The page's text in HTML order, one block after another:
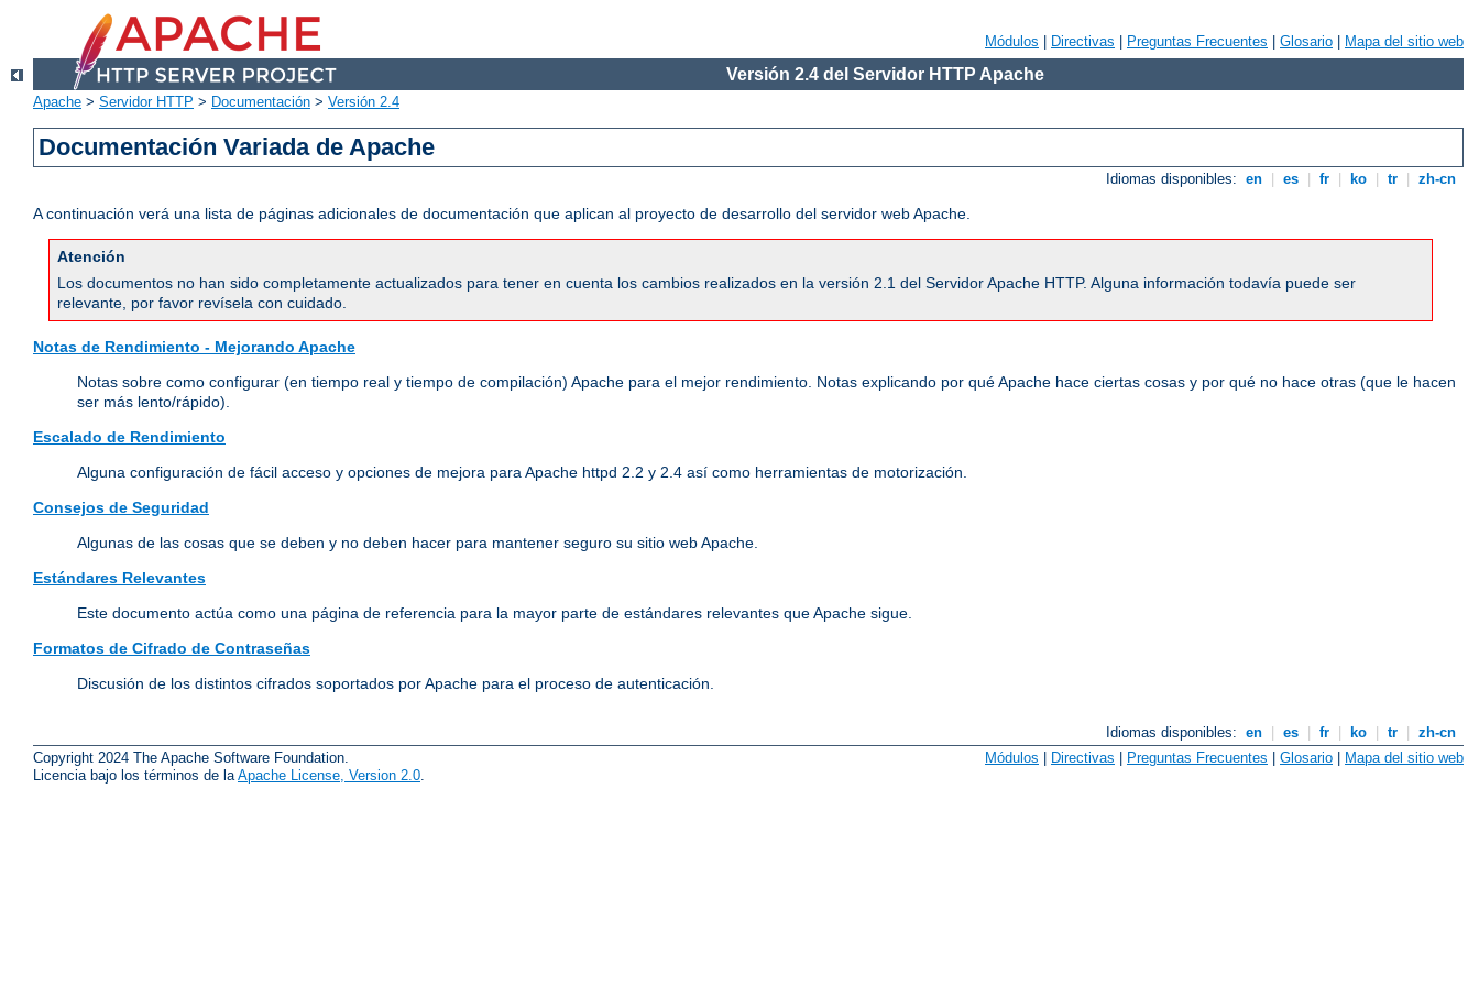
Módulos Directivas Preguntas Frecuentes Glosario Mapa del sitio web
Versión 2.4 del Servidor HTTP Apache
Apache > Servidor HTTP > Documentación > Versión 2.4
Documentación Variada de Apache
Idiomas disponibles: en es fr ko tr zh-cn
A continuación verá una lista de páginas adicionales de documentación que aplican al proyecto de desarrollo del servidor web Apache.
Atención
Los documentos no han sido completamente actualizados para tener en cuenta los cambios realizados en la versión 2.1 del Servidor Apache HTTP. Alguna información todavía puede ser
relevante, por favor revísela con cuidado.
Notas de Rendimiento - Mejorando Apache
Notas sobre como configurar (en tiempo real y tiempo de compilación) Apache para el mejor rendimiento. Notas explicando por qué Apache hace ciertas cosas y por qué no hace otras (que le hacen
ser más lento/rápido).
Escalado de Rendimiento
Alguna configuración de fácil acceso y opciones de mejora para Apache httpd 2.2 y 2.4 así como herramientas de motorización.
Consejos de Seguridad
Algunas de las cosas que se deben y no deben hacer para mantener seguro su sitio web Apache.
Estándares Relevantes
Este documento actúa como una página de referencia para la mayor parte de estándares relevantes que Apache sigue.
Formatos de Cifrado de Contraseñas
Discusión de los distintos cifrados soportados por Apache para el proceso de autenticación.
Idiomas disponibles: en es fr ko tr
zh-cn
Copyright 2024 The Apache Software Foundation.
Licencia bajo los términos de la Apache License, Version 2.0
Módulos | Directivas | Preguntas Frecuentes | Glosario | Mapa del sitio web